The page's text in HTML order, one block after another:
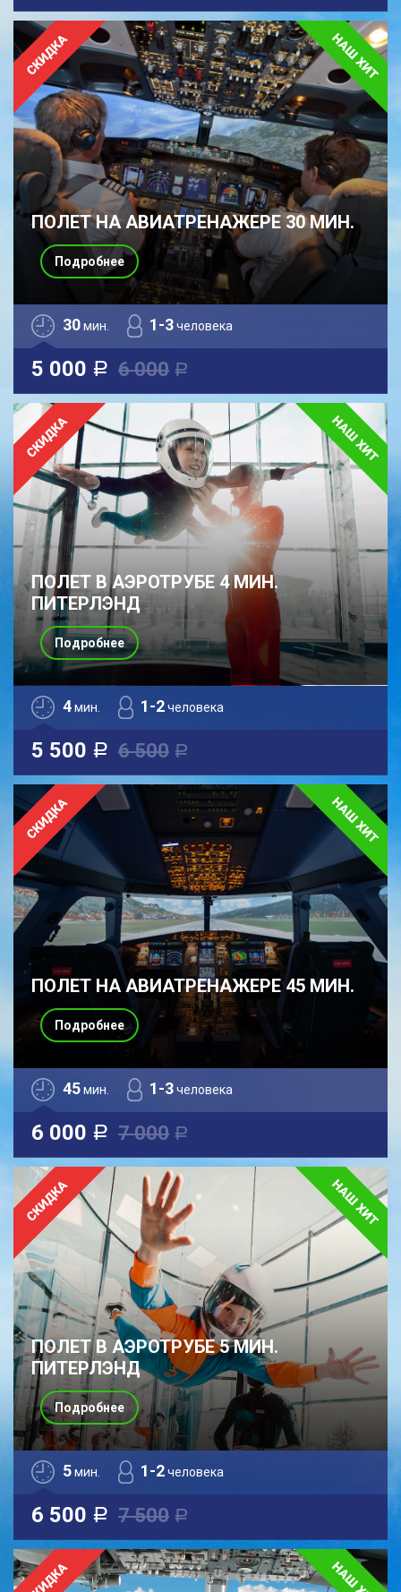
ПОЛЕТ НА АВИАТРЕНАЖЕРЕ 30 МИН.
30мин. 1-3человека
5 000 a 6 000 a
Подробнее
ПОЛЕТ В АЭРОТРУБЕ 4 МИН.
ПИТЕРЛЭНД
4мин. 1-2человека
5 500 a 6 500 a
Подробнее
ПОЛЕТ НА АВИАТРЕНАЖЕРЕ 45 МИН.
45мин. 1-3человека
6 000 a 7 000 a
Подробнее
ПОЛЕТ В АЭРОТРУБЕ 5 МИН.
ПИТЕРЛЭНД
5мин. 1-2человека
6 500 a 7 500 a
Подробнее